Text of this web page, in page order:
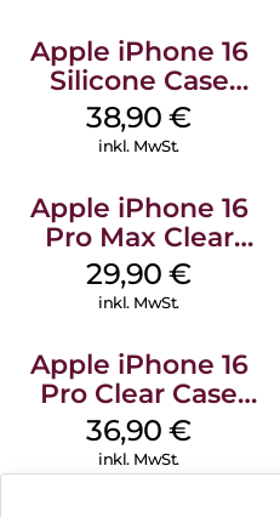
Apple iPhone 16
Silicone Case
MagSafe
Ultramarine
38,90€
inkl. MwSt.
Apple iPhone 16
Pro Max Clear
Case MagSafe
Transparent
29,90€
inkl. MwSt.
Apple iPhone 16
Pro Clear Case
MagSafe
Transparent
36,90€
inkl. MwSt.